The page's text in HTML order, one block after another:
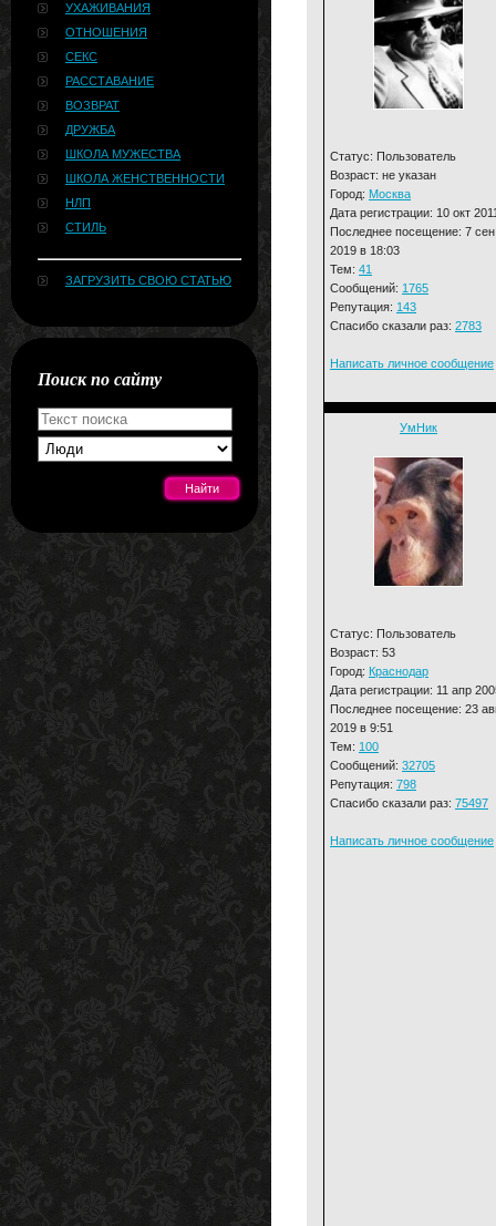
УХАЖИВАНИЯ
ОТНОШЕНИЯ
СЕКС
РАССТАВАНИЕ
ВОЗВРАТ
ДРУЖБА
ШКОЛА МУЖЕСТВА
ШКОЛА ЖЕНСТВЕННОСТИ
НЛП
СТИЛЬ
ЗАГРУЗИТЬ СВОЮ СТАТЬЮ
Поиск по сайту
Статус: Пользователь
Возраст: не указан
Город: Москва
Дата регистрации: 10 окт
Последнее посещение: 7 сен
2019 в 18:03
Тем: 41
Сообщений: 1765
Репутация: 143
Спасибо сказали раз: 2783
Написать личное сообщение
УмНик
Статус: Пользователь
Возраст: 53
Город: Краснодар
Дата регистрации: 11 апр
Последнее посещение: 23
2019 в 9:51
Тем: 100
Сообщений: 32705
Репутация: 798
Спасибо сказали раз: 75497
Написать личное сообщение